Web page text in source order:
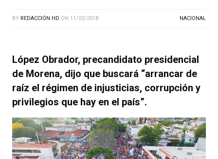
BY REDACCIÓN HD ON 11/02/2018 NACIONAL
López Obrador, precandidato presidencial
de Morena, dijo que buscará “arrancar de
raíz el régimen de injusticias, corrupción y
privilegios que hay en el país”.